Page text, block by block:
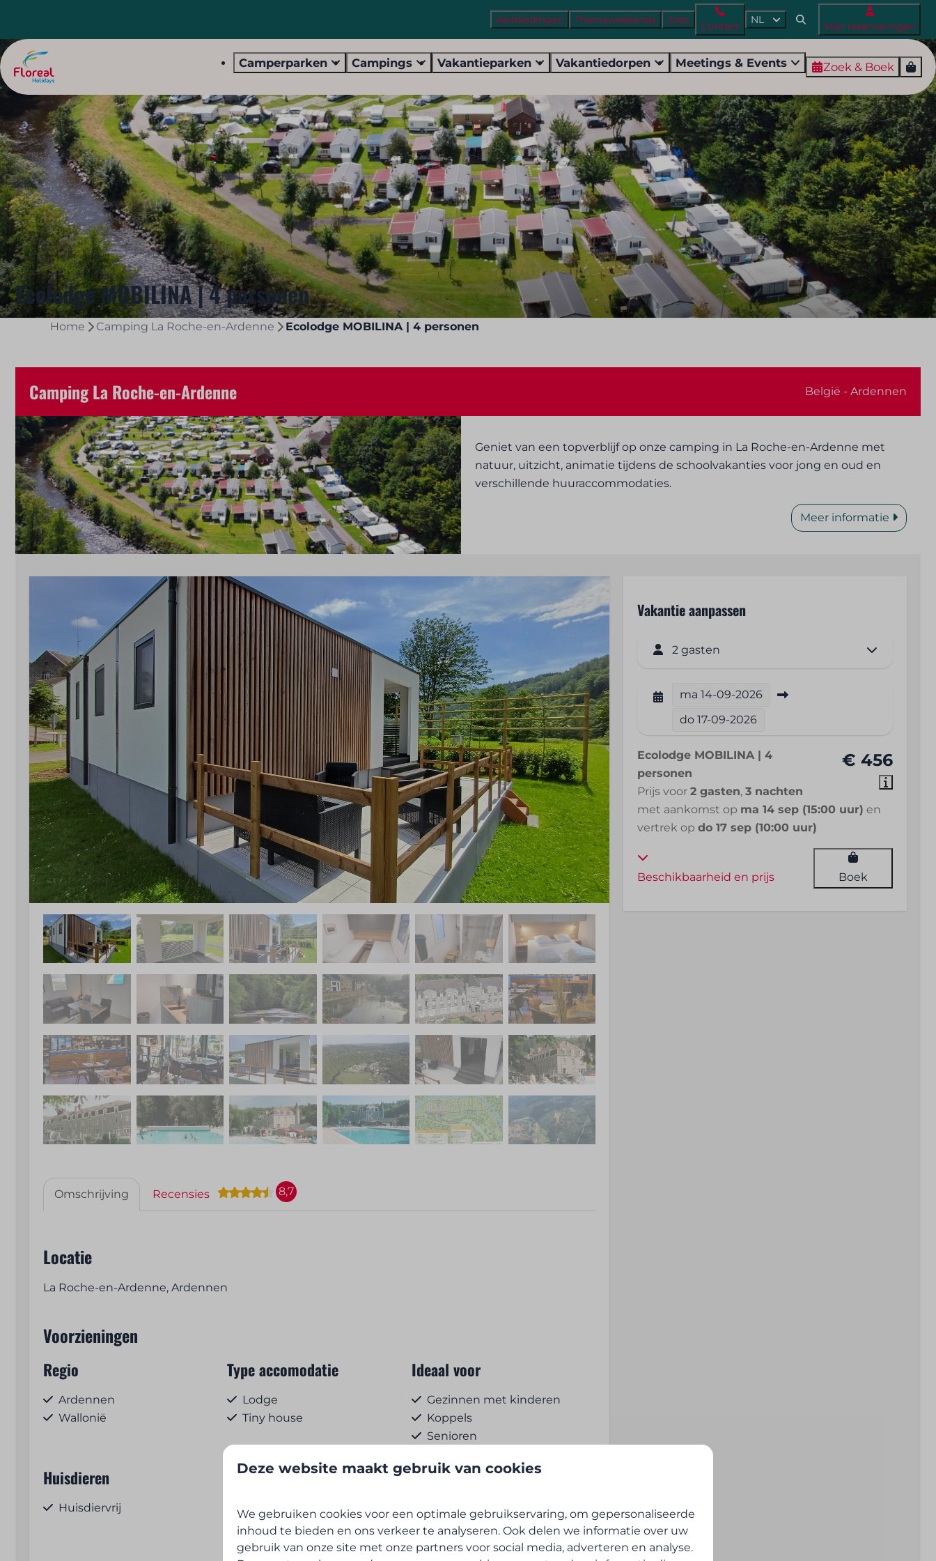
Aanbiedingen Themaweekends Jobs
Contact
NL
Mijn reserveringen
Camperparken Campings Vakantieparken Vakantiedorpen Meetings & Events Zoek & Boek
Ecolodge MOBILINA | 4 personen
Home Camping La Roche-en-Ardenne Ecolodge MOBILINA | 4 personen
Camping La Roche-en-Ardenne België - Ardennen
Geniet van een topverblijf op onze camping in La Roche-en-Ardenne met
natuur, uitzicht, animatie tijdens de schoolvakanties voor jong en oud en
verschillende huuraccommodaties.
Meer informatie
Omschrijving Recensies 8,7
Locatie
La Roche-en-Ardenne, Ardennen
Voorzieningen
Regio
Ardennen
Wallonië
Type accomodatie
Lodge
Tiny house
Ideaal voor
Gezinnen met kinderen
Koppels
Senioren
Huisdieren
Huisdiervrij
Toegankelijkheid
Parkeren toegestaan naast de
staanplaats / het logement
Ontbijt- en lunchservice
Brood, pistolets en
koffiekoeken te bestellen
Vakantie aanpassen
2 gasten
ma 14-09-2026
do 17-09-2026
€ 456
Ecolodge MOBILINA | 4
personen
Prijs voor2 gasten,3 nachten
met aankomst op ma 14 sep (15:00 uur) en
vertrek opdo 17 sep (10:00 uur)
Beschikbaarheid en prijs Boek
Deze website maakt gebruik van cookies
We gebruiken cookies voor een optimale gebruikservaring, om gepersonaliseerde
inhoud te bieden en ons verkeer te analyseren. Ook delen we informatie over uw
gebruik van onze site met onze partners voor social media, adverteren en analyse.